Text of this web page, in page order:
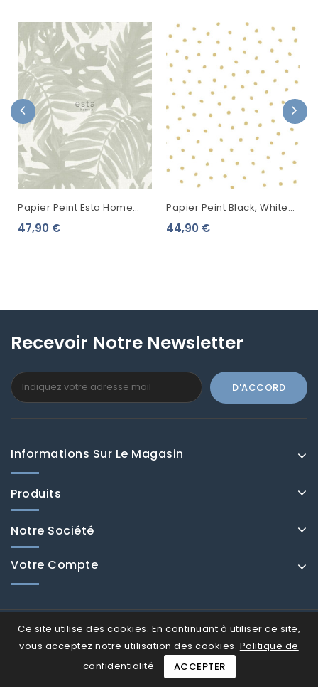
Papier Peint Esta Home
Jungle Fever Feuilles
47,90 €
Papier Peint Black, White
And Gold Esta Home Pois
44,90 €
Recevoir Notre Newsletter
Informations Sur Le Magasin
Produits
Notre Société
Votre Compte
Ce site utilise des cookies. En continuant à utiliser ce site,
vous acceptez notre utilisation des cookies. Politique de
confidentialité
ACCEPTER
© Fenducci 2026